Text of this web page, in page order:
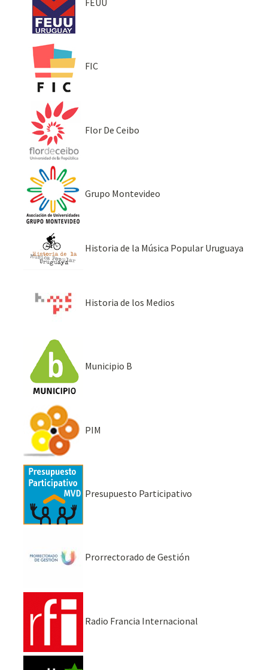
FIC
Flor De Ceibo
Grupo Montevideo
Historia de la Música Popular Uruguaya
Historia de los Medios
Municipio B
PIM
Presupuesto Participativo
Prorrectorado de Gestión
Radio Francia Internacional